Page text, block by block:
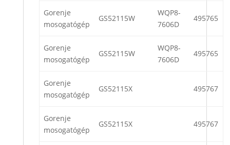
Gorenje
mosogatógép
GS52115W
WQP8-
7606D
495765
Gorenje
mosogatógép
GS52115W
WQP8-
7606D
495765
Gorenje
mosogatógép
GS52115X 495767
Gorenje
mosogatógép
GS52115X 495767